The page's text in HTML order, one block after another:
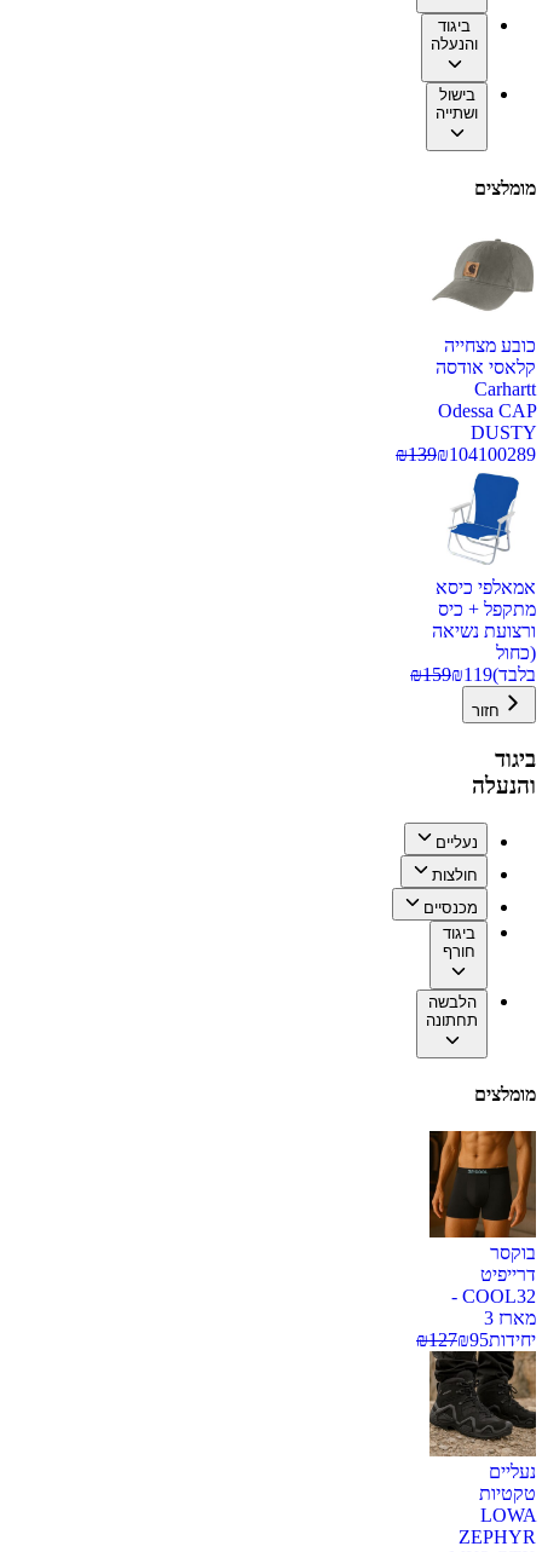
ביגוד
והנעלה
בישול
ושתייה
מומלצים
כובע מצחייה
קלאסי אודסה
Carhartt
Odessa CAP
DUSTY
100289
₪104
₪139
אמאלפי כיסא
מתקפל + כיס
ורצועת נשיאה
(כחול
בלבד)
₪119
₪159
חזור
ביגוד
והנעלה
נעליים
חולצות
מכנסיים
ביגוד
חורף
הלבשה
תחתונה
מומלצים
בוקסר
דרייפיט
COOL32 -
מארז 3
יחידות
₪95
₪127
נעליים
טקטיות
LOWA
ZEPHYR